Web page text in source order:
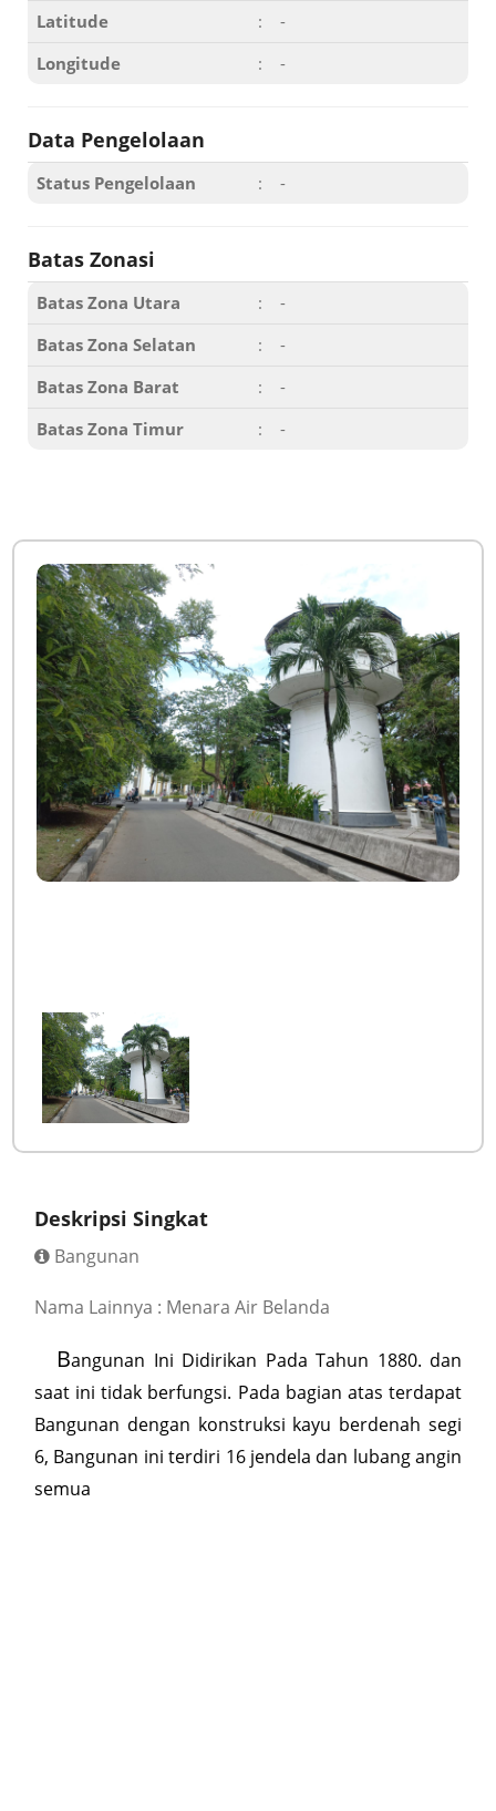
Latitude :
-
Longitude
: -
Data Pengelolaan
Status Pengelolaan : -
Batas Zonasi
Batas Zona Utara :
-
Batas Zona Selatan
:
-
Batas Zona Barat
:
-
Batas Zona Timur
: -
Deskripsi Singkat
Bangunan
Nama Lainnya : Menara Air Belanda
Bangunan Ini Didirikan Pada Tahun 1880. dan
saat ini tidak berfungsi. Pada bagian atas terdapat
Bangunan dengan konstruksi kayu berdenah segi
6, Bangunan ini terdiri 16 jendela dan lubang angin
semua